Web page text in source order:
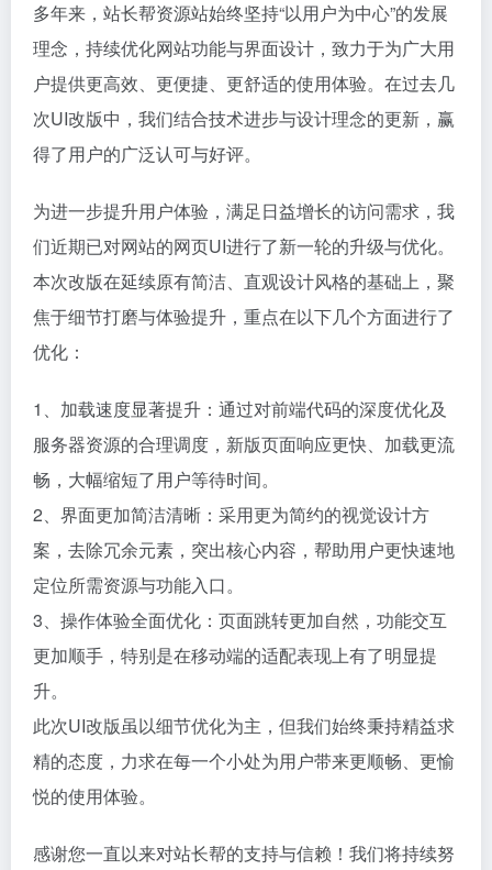
多年来，站长帮资源站始终坚持“以用户为中心”的发展
理念，持续优化网站功能与界面设计，致力于为广大用
户提供更高效、更便捷、更舒适的使用体验。在过去几
次UI改版中，我们结合技术进步与设计理念的更新，赢
得了用户的广泛认可与好评。
为进一步提升用户体验，满足日益增长的访问需求，我
们近期已对网站的网页UI进行了新一轮的升级与优化。
本次改版在延续原有简洁、直观设计风格的基础上，聚
焦于细节打磨与体验提升，重点在以下几个方面进行了
优化：
1、加载速度显著提升：通过对前端代码的深度优化及
服务器资源的合理调度，新版页面响应更快、加载更流
畅，大幅缩短了用户等待时间。
2、界面更加简洁清晰：采用更为简约的视觉设计方
案，去除冗余元素，突出核心内容，帮助用户更快速地
定位所需资源与功能入口。
3、操作体验全面优化：页面跳转更加自然，功能交互
更加顺手，特别是在移动端的适配表现上有了明显提
升。
此次UI改版虽以细节优化为主，但我们始终秉持精益求
精的态度，力求在每一个小处为用户带来更顺畅、更愉
悦的使用体验。
感谢您一直以来对站长帮的支持与信赖！我们将持续努